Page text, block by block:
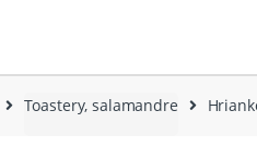
Toastery, salamandre